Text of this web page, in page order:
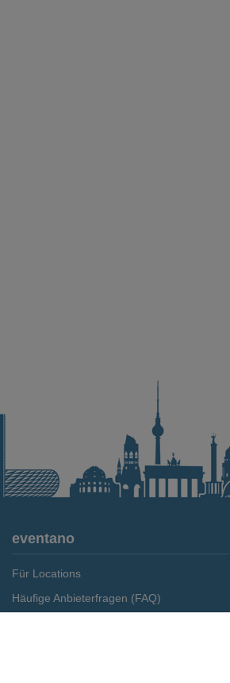
eventano
Für Locations
Häufige Anbieterfragen (FAQ)